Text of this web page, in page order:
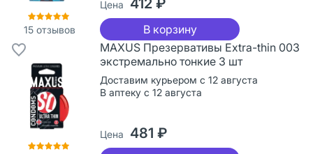
15 отзывов
Цена
В корзину
MAXUS Презервативы Extra-thin 003
экстремально тонкие 3 шт
Доставим курьером с 12 августа
В аптеку с 12 августа
Цена 481 ₽